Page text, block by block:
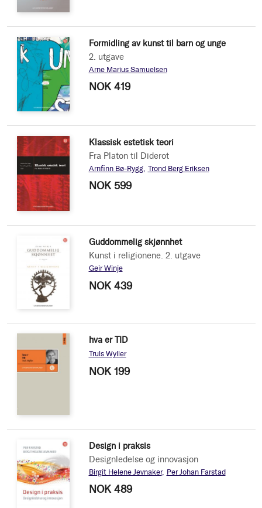
Formidling av kunst til barn og unge
2. utgave
Arne Marius Samuelsen
NOK 419
Klassisk estetisk teori
Fra Platon til Diderot
Arnfinn Bø-Rygg Trond Berg Eriksen
NOK 599
Guddommelig skjønnhet
Kunst i religionene. 2. utgave
Geir Winje
NOK 439
hva er TID
Truls Wyller
NOK 199
Design i praksis
Designledelse og innovasjon
Birgit Helene Jevnaker Per Johan Farstad
NOK 489